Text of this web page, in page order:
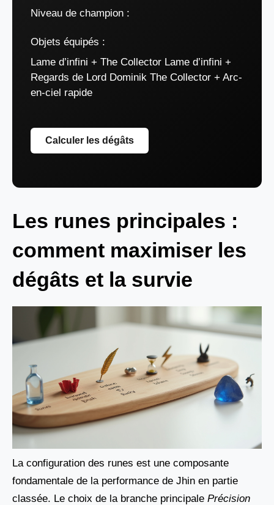
Niveau de champion :
Objets équipés :
Lame d’infini + The Collector Lame d’infini +
Regards de Lord Dominik The Collector + Arc-
en-ciel rapide
Calculer les dégâts
Les runes principales :
comment maximiser les
dégâts et la survie
La configuration des runes est une composante
fondamentale de la performance de Jhin en partie
classée. Le choix de la branche principale Précision